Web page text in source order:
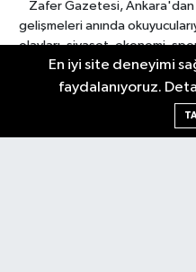
Zafer Gazetesi, Ankara'dan
gelişmeleri anında
olayları, siyaset, ekonomi,
Gazetesi'ni takip edin.
En iyi site deneyimi
faydalanıyoruz.